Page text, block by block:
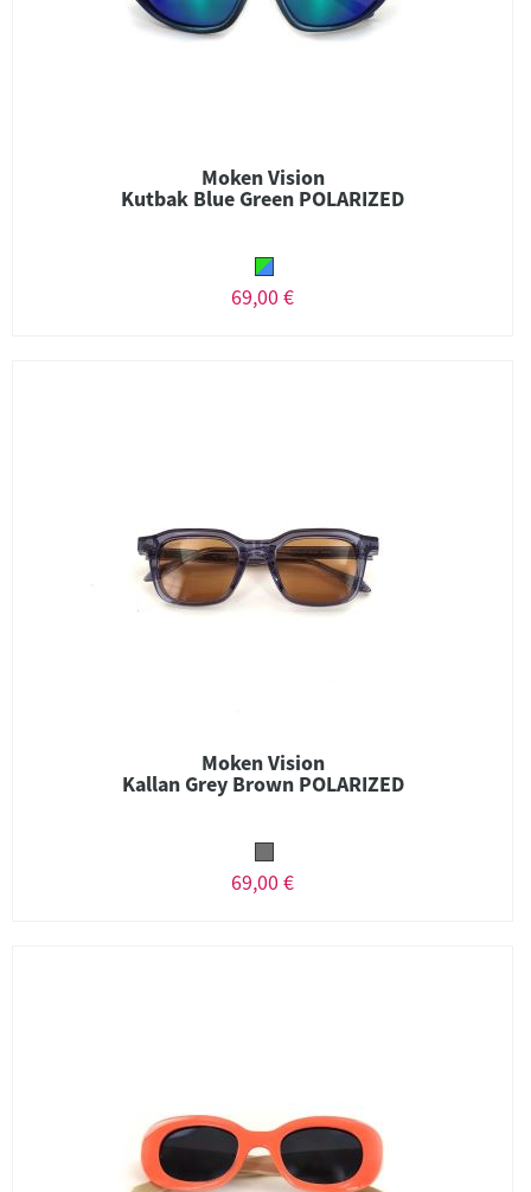
Moken Vision
Kutbak Blue Green POLARIZED
69,00 €
Moken Vision
Kallan Grey Brown POLARIZED
69,00 €